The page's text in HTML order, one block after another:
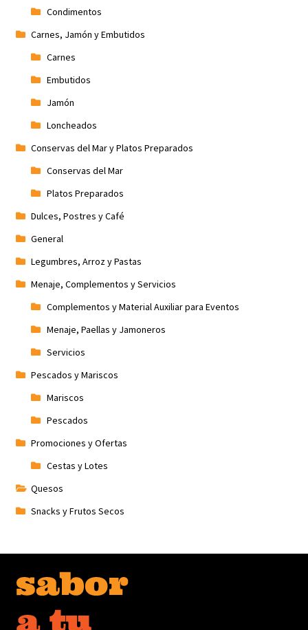
Condimentos
Carnes, Jamón y Embutidos
Carnes
Embutidos
Jamón
Loncheados
Conservas del Mar y Platos Preparados
Conservas del Mar
Platos Preparados
Dulces, Postres y Café
General
Legumbres, Arroz y Pastas
Menaje, Complementos y Servicios
Complementos y Material Auxiliar para Eventos
Menaje, Paellas y Jamoneros
Servicios
Pescados y Mariscos
Mariscos
Pescados
Promociones y Ofertas
Cestas y Lotes
Quesos
Snacks y Frutos Secos